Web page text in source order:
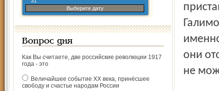
Выберите дату
Вопрос дня
Как Вы считаете, две российские революции 1917
года - это
Величайшее событие ХХ века, принёсшее
свободу и счастье народам России
они
не